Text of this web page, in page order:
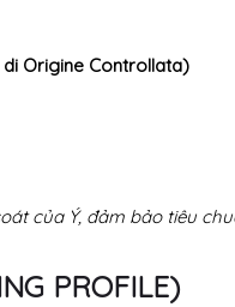
Origine Controllata)
của Ý, đảm bảo tiêu
PROFILE)